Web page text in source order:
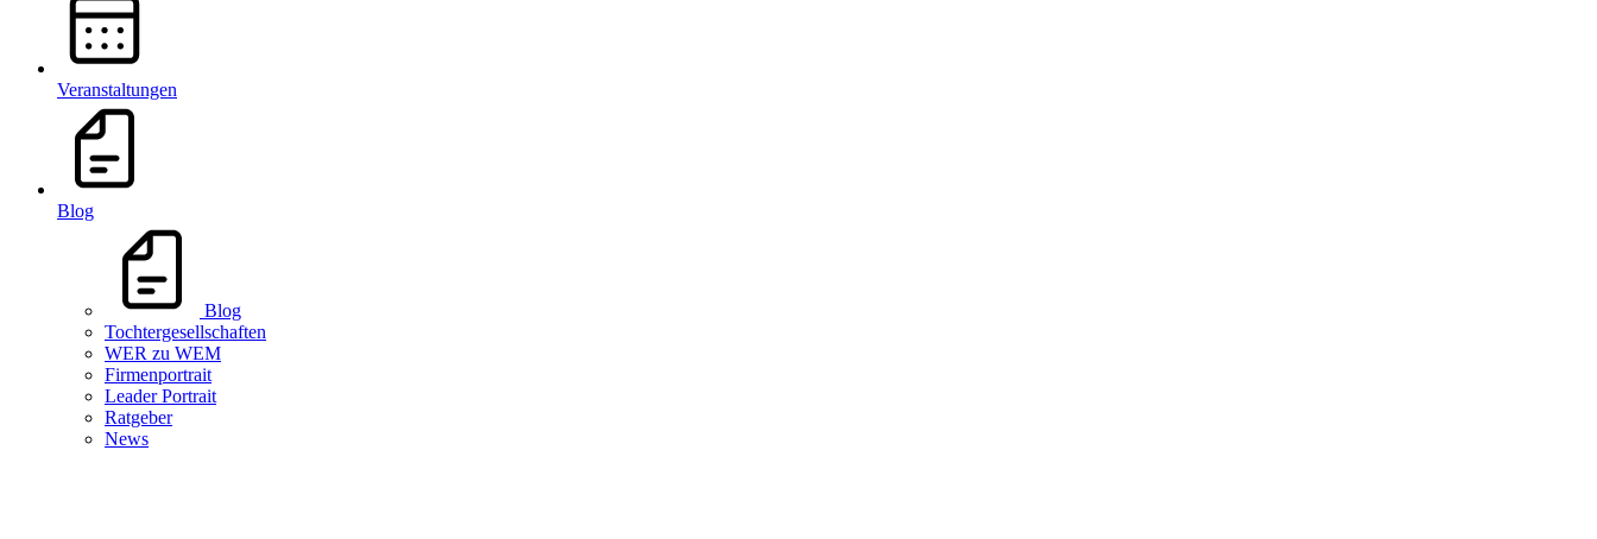
Veranstaltungen
Blog
Blog
Tochtergesellschaften
WER zu WEM
Firmenportrait
Leader Portrait
Ratgeber
News